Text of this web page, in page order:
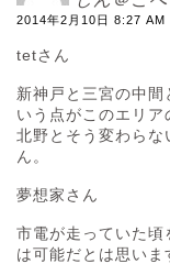
2014年2月10日 8:27 AM
tetさん
新神戸と三宮の中間
いう点がこのエリ
北野とそう変わら
ん。
夢想家さん
市電が走っていた
は可能だとは思い